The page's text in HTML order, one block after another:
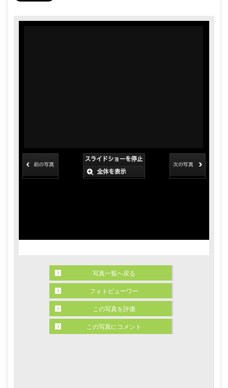
写真一覧へ戻る
フォトビューワー
この写真を評価
この写真にコメント